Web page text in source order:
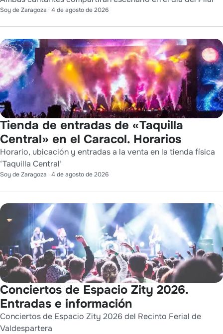
Soy de Zaragoza · 4 de agosto de 2026
Tienda de entradas de «Taquilla
Central» en el Caracol. Horarios
Horario, ubicación y entradas a la venta en la tienda física
‘Taquilla Central’
Soy de Zaragoza · 4 de agosto de 2026
Conciertos de Espacio Zity 2026.
Entradas e información
Conciertos de Espacio Zity 2026 del Recinto Ferial de
Valdespartera